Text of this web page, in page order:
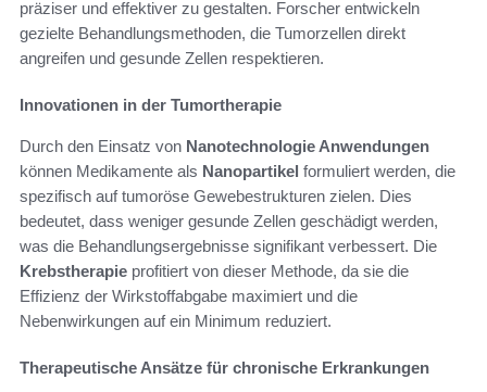
präziser und effektiver zu gestalten. Forscher entwickeln
gezielte Behandlungsmethoden, die Tumorzellen direkt
angreifen und gesunde Zellen respektieren.
Innovationen in der Tumortherapie
Durch den Einsatz von Nanotechnologie Anwendungen
können Medikamente als Nanopartikel formuliert werden, die
spezifisch auf tumoröse Gewebestrukturen zielen. Dies
bedeutet, dass weniger gesunde Zellen geschädigt werden,
was die Behandlungsergebnisse signifikant verbessert. Die
Krebstherapie profitiert von dieser Methode, da sie die
Effizienz der Wirkstoffabgabe maximiert und die
Nebenwirkungen auf ein Minimum reduziert.
Therapeutische Ansätze für chronische Erkrankungen